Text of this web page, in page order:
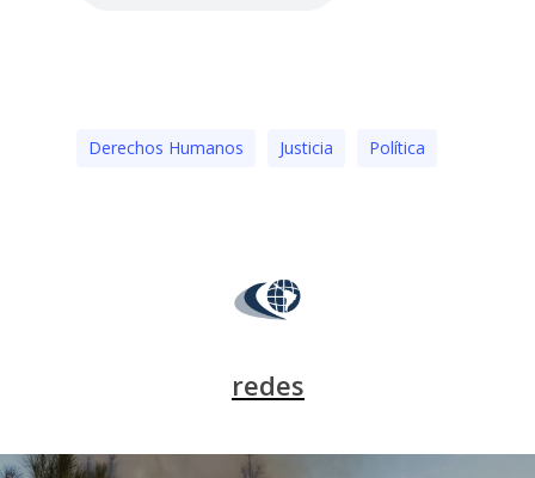
Derechos Humanos Justicia Polí­tica
redes